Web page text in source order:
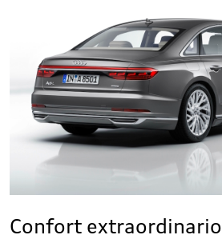
Confort extraordinario